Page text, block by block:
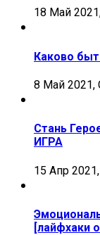
18 Май
Каково
8 Май 2021,
Стань
ИГРА
15 Апр
[лайфхаки